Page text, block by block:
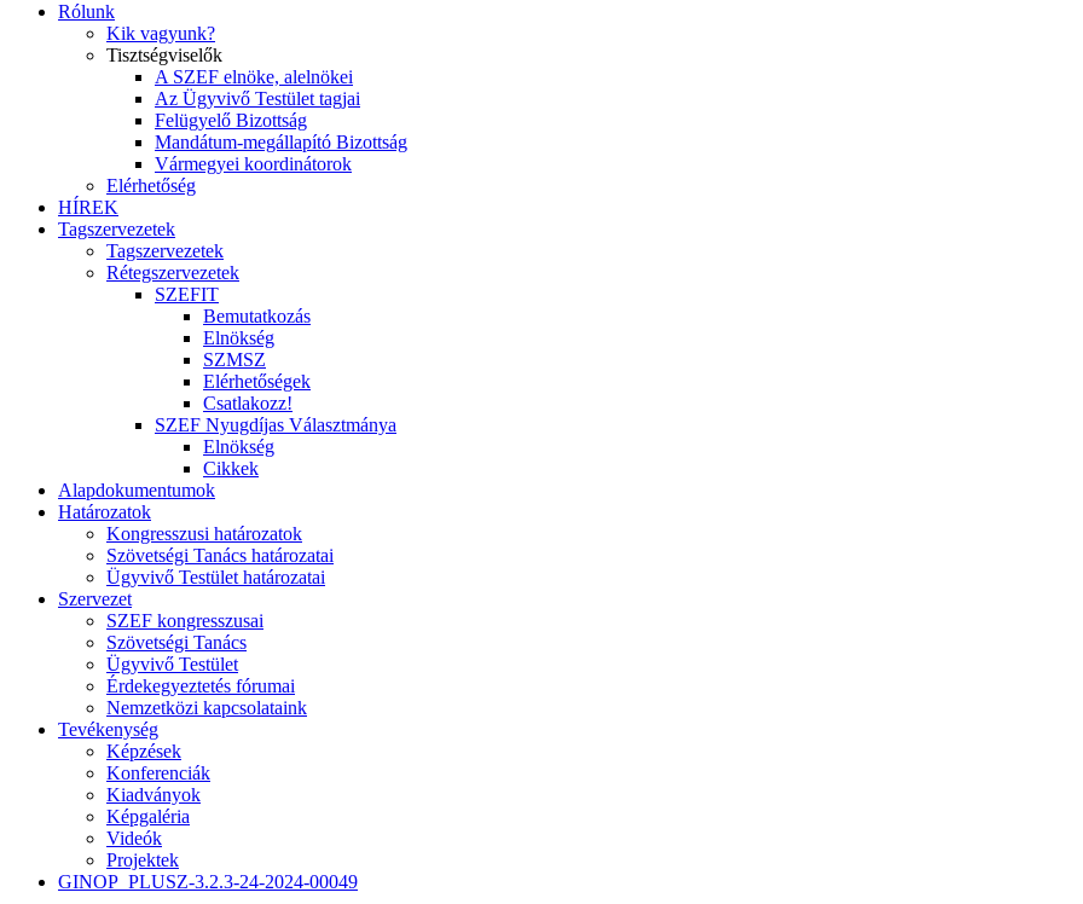
Rólunk
Kik vagyunk?
Tisztségviselők
A SZEF elnöke, alelnökei
Az Ügyvivő Testület tagjai
Felügyelő Bizottság
Mandátum-megállapító Bizottság
Vármegyei koordinátorok
Elérhetőség
HÍREK
Tagszervezetek
Tagszervezetek
Rétegszervezetek
SZEFIT
Bemutatkozás
Elnökség
SZMSZ
Elérhetőségek
Csatlakozz!
SZEF Nyugdíjas Választmánya
Elnökség
Cikkek
Alapdokumentumok
Határozatok
Kongresszusi határozatok
Szövetségi Tanács határozatai
Ügyvivő Testület határozatai
Szervezet
SZEF kongresszusai
Szövetségi Tanács
Ügyvivő Testület
Érdekegyeztetés fórumai
Nemzetközi kapcsolataink
Tevékenység
Képzések
Konferenciák
Kiadványok
Képgaléria
Videók
Projektek
GINOP_PLUSZ-3.2.3-24-2024-00049